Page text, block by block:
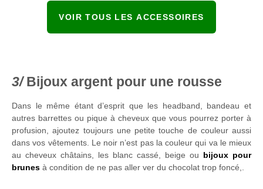
VOIR TOUS LES ACCESSOIRES
Bijoux argent pour une rousse
Dans le même étant d’esprit que les headband, bandeau et
autres barrettes ou pique à cheveux que vous pourrez porter à
profusion, ajoutez toujours une petite touche de couleur aussi
dans vos vêtements. Le noir n’est pas la couleur qui va le mieux
au cheveux châtains, les blanc cassé, beige ou bijoux pour
brunes à condition de ne pas aller ver du chocolat trop foncé,.